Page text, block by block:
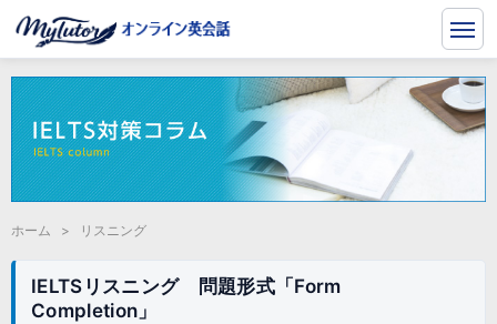
ホーム > リスニング
IELTSリスニング 問題形式「Form
Completion」